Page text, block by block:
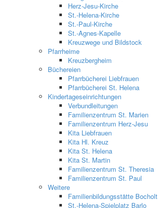
Herz-Jesu-Kirche
St.-Helena-Kirche
St.-Paul-Kirche
St.-Agnes-Kapelle
Kreuzwege und Bildstock
Pfarrheime
Kreuzbergheim
Büchereien
Pfarrbücherei Liebfrauen
Pfarrbücherei St. Helena
Kindertageseinrichtungen
Verbundleitungen
Familienzentrum St. Marien
Familienzentrum Herz-Jesu
Kita Liebfrauen
Kita Hl. Kreuz
Kita St. Helena
Kita St. Martin
Familienzentrum St. Theresia
Familienzentrum St. Paul
Weitere
Familienbildungsstätte Bocholt
St.-Helena-Spielplatz Barlo